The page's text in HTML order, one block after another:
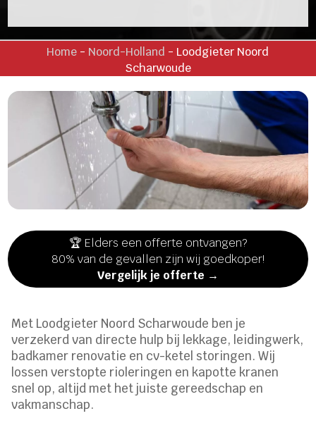
Home - Noord-Holland - Loodgieter Noord
Scharwoude
🏆 Elders een offerte ontvangen?
80% van de gevallen zijn wij goedkoper!
Vergelijk je offerte →
Met Loodgieter Noord Scharwoude ben je
verzekerd van directe hulp bij lekkage, leidingwerk,
badkamer renovatie en cv-ketel storingen.​ Wij
lossen verstopte rioleringen en kapotte kranen
snel op, altijd met het juiste gereedschap en
vakmanschap.​